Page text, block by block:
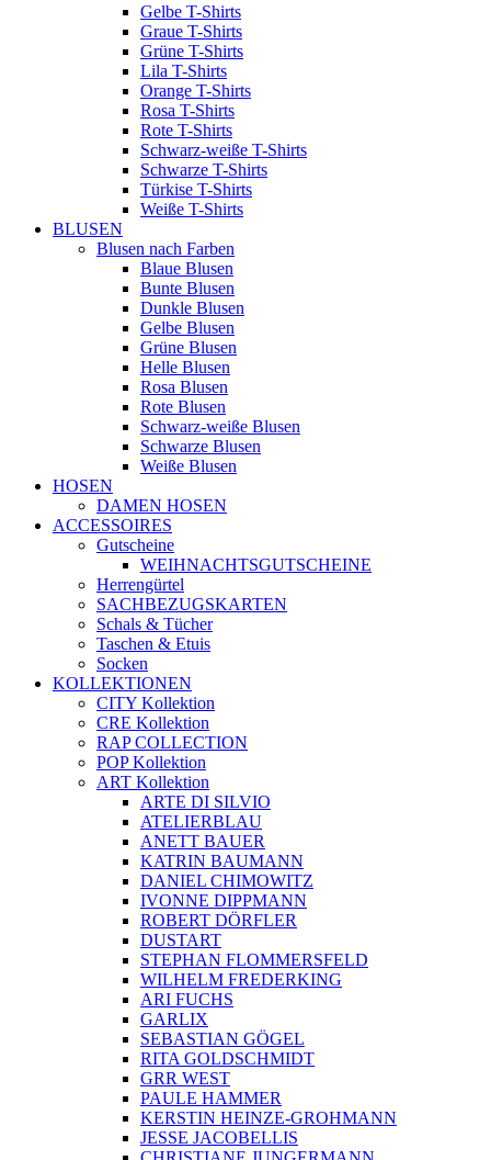
Gelbe T-Shirts
Graue T-Shirts
Grüne T-Shirts
Lila T-Shirts
Orange T-Shirts
Rosa T-Shirts
Rote T-Shirts
Schwarz-weiße T-Shirts
Schwarze T-Shirts
Türkise T-Shirts
Weiße T-Shirts
BLUSEN
Blusen nach Farben
Blaue Blusen
Bunte Blusen
Dunkle Blusen
Gelbe Blusen
Grüne Blusen
Helle Blusen
Rosa Blusen
Rote Blusen
Schwarz-weiße Blusen
Schwarze Blusen
Weiße Blusen
HOSEN
DAMEN HOSEN
ACCESSOIRES
Gutscheine
WEIHNACHTSGUTSCHEINE
Herrengürtel
SACHBEZUGSKARTEN
Schals & Tücher
Taschen & Etuis
Socken
KOLLEKTIONEN
CITY Kollektion
CRE Kollektion
RAP COLLECTION
POP Kollektion
ART Kollektion
ARTE DI SILVIO
ATELIERBLAU
ANETT BAUER
KATRIN BAUMANN
DANIEL CHIMOWITZ
IVONNE DIPPMANN
ROBERT DÖRFLER
DUSTART
STEPHAN FLOMMERSFELD
WILHELM FREDERKING
ARI FUCHS
GARLIX
SEBASTIAN GÖGEL
RITA GOLDSCHMIDT
GRR WEST
PAULE HAMMER
KERSTIN HEINZE-GROHMANN
JESSE JACOBELLIS